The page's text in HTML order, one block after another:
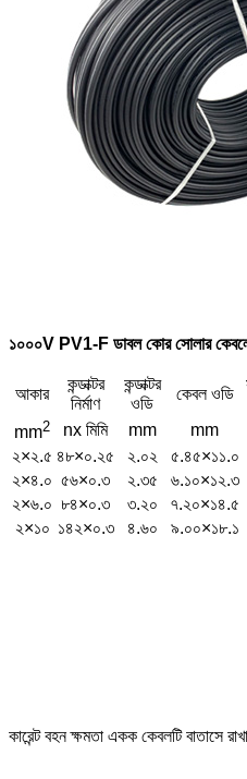
১০০০V PV1-F ডাবল কোর সোলার
আকার
কন্ডাক্টর
নির্মাণ
কন্ডাক্টর
ওডি
কেবল ওডি
mm2 nx মিমি mm mm
২×২.৫ ৪৮×০.২৫ ২.০২ ৫.৪৫×১১.০
২×৪.০ ৫৬×০.৩ ২.৩৫ ৬.১০×১২.৩
২×৬.০ ৮৪×০.৩ ৩.২০ ৭.২০×১৪.৫
২×১০ ১৪২×০.৩ ৪.৬০ ৯.০০×১৮.১
কারেন্ট বহন ক্ষমতা একক কেবলটি বাতাসে